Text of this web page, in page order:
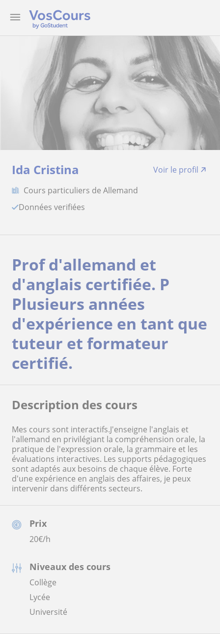
Ida Cristina
Voir le profil
Cours particuliers de Allemand
Données verifiées
Prix
20€/h
Niveaux des cours
Collège
Lycée
Université
Prof d'allemand et
d'anglais certifiée. P
Plusieurs années
d'expérience en tant que
tuteur et formateur
certifié.
Description des cours
Mes cours sont interactifs.J'enseigne l'anglais et
l'allemand en privilégiant la compréhension orale, la
pratique de l'expression orale, la grammaire et les
évaluations interactives. Les supports pédagogiques
sont adaptés aux besoins de chaque élève. Forte
d'une expérience en anglais des affaires, je peux
intervenir dans différents secteurs.